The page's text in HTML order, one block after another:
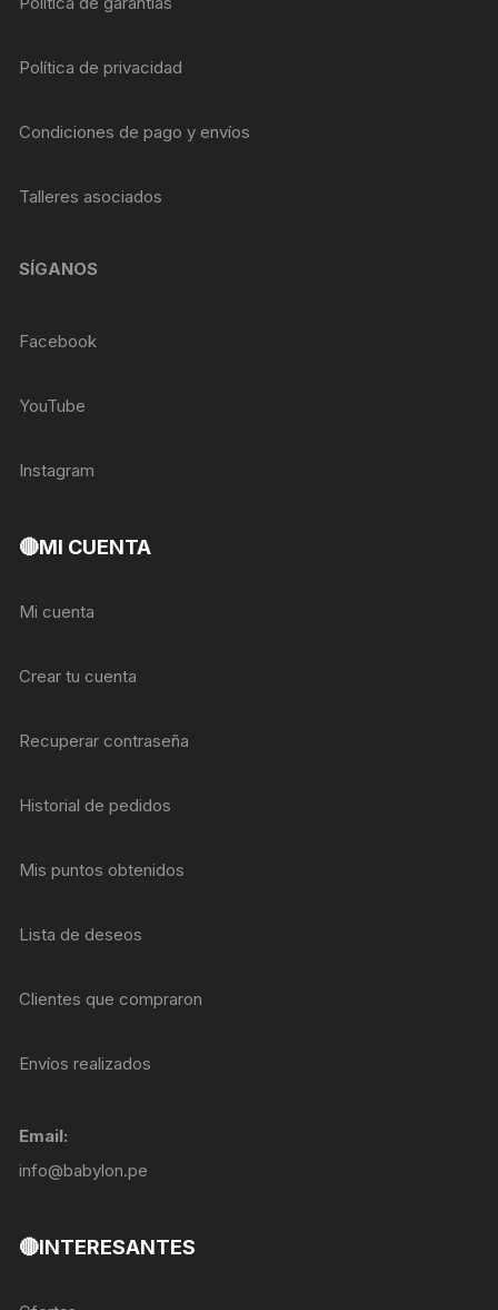
Política de privacidad
Condiciones de pago y envíos
Talleres asociados
SÍGANOS
Facebook
YouTube
Instagram
🔴MI CUENTA
Mi cuenta
Crear tu cuenta
Recuperar contraseña
Historial de pedidos
Mis puntos obtenidos
Lista de deseos
Clientes que compraron
Envíos realizados
Email:
info@babylon.pe
🔴INTERESANTES